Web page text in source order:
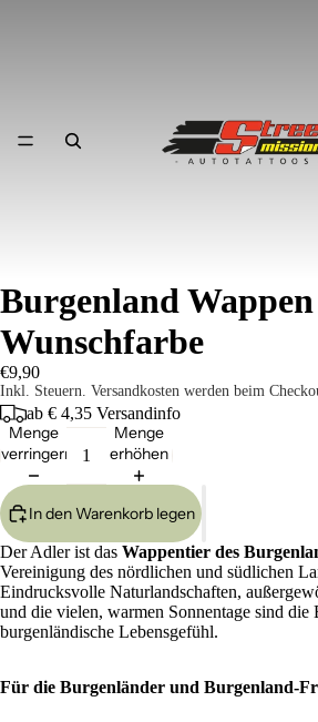
Burgenland
Wunschfarbe
€9,90
Inkl. Steuern. Versandkosten werden beim
ab € 4,35 Versandinfo
Menge
verringern
Menge
erhöhen
In den Warenkorb legen
Der Adler ist das Wappentier des
Vereinigung des nördlichen und südlichen
Eindrucksvolle Naturlandschaften,
und die vielen, warmen Sonnentage sind die
burgenländische Lebensgefühl.
Für die Burgenländer und Burgenland-